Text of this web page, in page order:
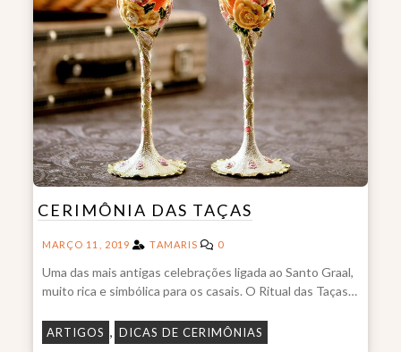
CERIMÔNIA DAS TAÇAS
MARÇO 11, 2019 TAMARIS 0
Uma das mais antigas celebrações ligada ao Santo Graal,
muito rica e simbólica para os casais. O Ritual das Taças…
ARTIGOS , DICAS DE CERIMÔNIAS